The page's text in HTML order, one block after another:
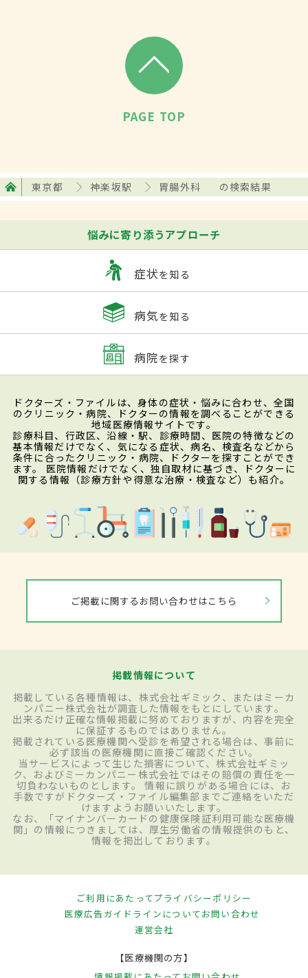
PAGE TOP
東京都 神楽坂駅 胃腸外科 の検索結果
悩みに寄り添うアプローチ
症状を知る
病気を知る
病院を探す
ドクターズ・ファイルは、身体の症状・悩みに合わせ、全国
のクリニック・病院、ドクターの情報を調べることができる
地域医療情報サイトです。
診療科目、行政区、沿線・駅、診療時間、医院の特徴などの
基本情報だけでなく、気になる症状、病名、検査名などから
条件に合ったクリニック・病院、ドクターを探すことができ
ます。 医院情報だけでなく、独自取材に基づき、ドクターに
関する情報（診療方針や得意な治療・検査など）も紹介。
ご掲載に関するお問い合わせはこちら
掲載情報について
掲載している各種情報は、株式会社ギミック、またはミーカ
ンパニー株式会社が調査した情報をもとにしています。
出来るだけ正確な情報掲載に努めておりますが、内容を完全
に保証するものではありません。
掲載されている医療機関へ受診を希望される場合は、事前に
必ず該当の医療機関に直接ご確認ください。
当サービスによって生じた損害について、株式会社ギミッ
ク、およびミーカンパニー株式会社ではその賠償の責任を一
切負わないものとします。 情報に誤りがある場合には、お
手数ですがドクターズ・ファイル編集部までご連絡をいただ
けますようお願いいたします。
なお、「マイナンバーカードの健康保険証利用可能な医療機
関」の情報につきましては、厚生労働省の情報提供のもと、
情報を掲出しております。
ご利用にあたってプライバシーポリシー
医療広告ガイドラインについてお問い合わせ
運営会社
【医療機関の方】